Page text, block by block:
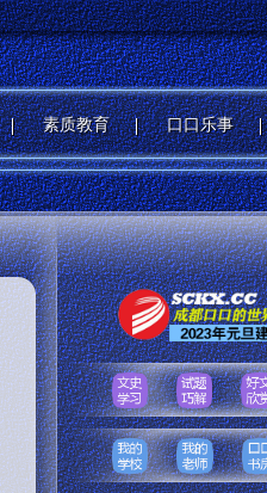
素质教育 口口乐事